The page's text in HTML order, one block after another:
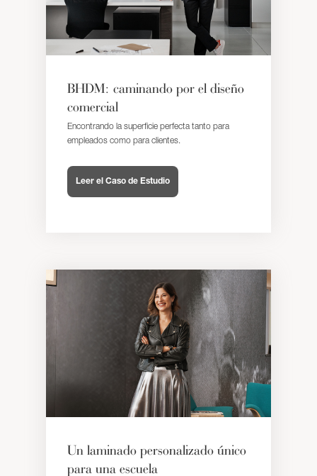
BHDM: caminando por el diseño
comercial
Encontrando la superficie perfecta tanto para
empleados como para clientes.
Leer el Caso de Estudio
Un laminado personalizado único
para una escuela